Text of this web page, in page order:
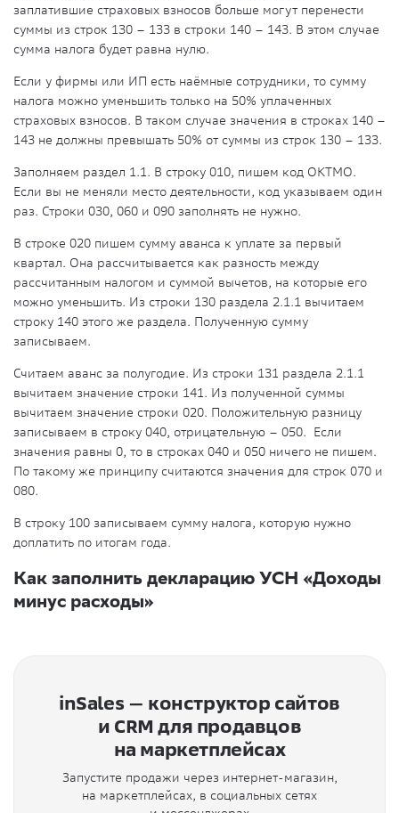
заплатившие страховых взносов больше могут перенести
суммы из строк 130 – 133 в строки 140 – 143. В этом случае
сумма налога будет равна нулю.
Если у фирмы или ИП есть наёмные сотрудники, то сумму
налога можно уменьшить только на 50% уплаченных
страховых взносов. В таком случае значения в строках 140 –
143 не должны превышать 50% от суммы из строк 130 – 133.
Заполняем раздел 1.1. В строку 010, пишем код ОКТМО.
Если вы не меняли место деятельности, код указываем один
раз. Строки 030, 060 и 090 заполнять не нужно.
В строке 020 пишем сумму аванса к уплате за первый
квартал. Она рассчитывается как разность между
рассчитанным налогом и суммой вычетов, на которые его
можно уменьшить. Из строки 130 раздела 2.1.1 вычитаем
строку 140 этого же раздела. Полученную сумму
записываем.
Считаем аванс за полугодие. Из строки 131 раздела 2.1.1
вычитаем значение строки 141. Из полученной суммы
вычитаем значение строки 020. Положительную разницу
записываем в строку 040, отрицательную – 050. Если
значения равны 0, то в строках 040 и 050 ничего не пишем.
По такому же принципу считаются значения для строк 070 и
080.
В строку 100 записываем сумму налога, которую нужно
доплатить по итогам года.
Как заполнить декларацию УСН «Доходы
минус расходы»
inSales — конструктор сайтов
и CRM для продавцов
на маркетплейсах
Запустите продажи через интернет-магазин,
на маркетплейсах, в социальных сетях